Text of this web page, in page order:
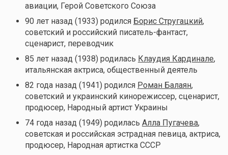
авиации, Герой Советского Союза
90 лет назад (1933) родился Борис Стругацкий,
советский и российский писатель-фантаст,
сценарист, переводчик
85 лет назад (1938) родилась Клаудия Кардинале,
итальянская актриса, общественный деятель
82 года назад (1941) родился Роман Балаян,
советский и украинский кинорежиссер, сценарист,
продюсер, Народный артист Украины
74 года назад (1949) родилась Алла Пугачева,
советская и российская эстрадная певица, актриса,
продюсер, Народная артистка СССР